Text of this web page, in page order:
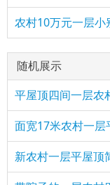
农村10万元一层
随机展示
平屋顶四间一层农
面宽17米农村一
新农村一层平屋顶